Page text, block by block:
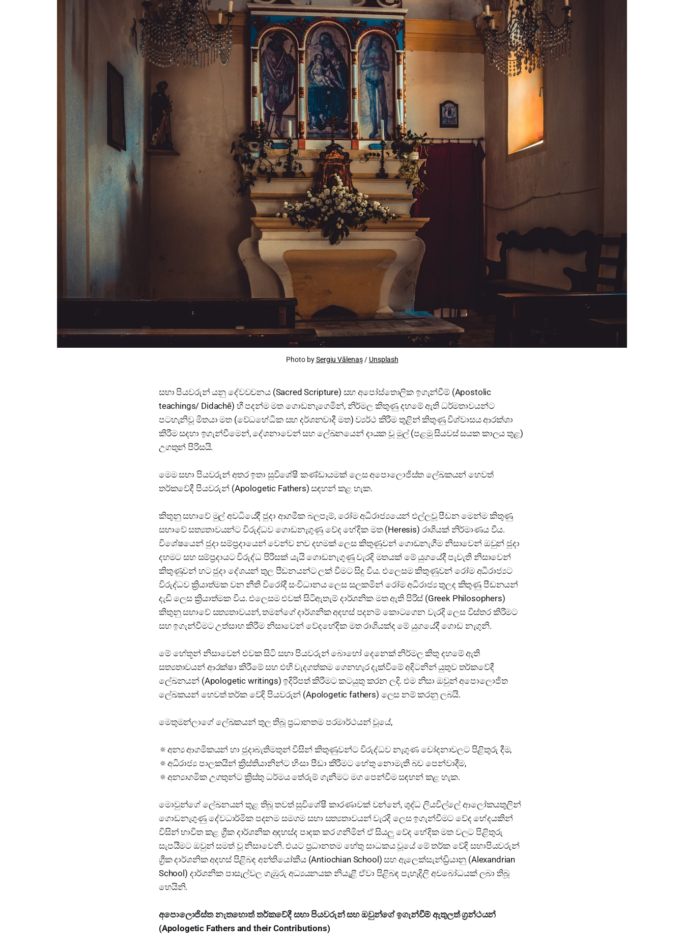
Photo by Sergiu Vălenaș / Unsplash
සභා පියවරුන් යනු දේවවචනය (Sacred Scripture) සහ අපෝස්තොලික ඉගැන්වීම් (Apostolic
teachings/ Didachē) හී පදන්ම මත ගොඩනැගෙමින්, නිර්මල කිතුණු දහමේ ඇති ධර්මතාවයන්ට
පටහැනිවූ මිතයා මත (වේධභේධික සහ දර්ශනවාදී මත) ව්‍යර්ථ කිරීම තුළින් කිතුණු විශ්වාසය ආරක්ශා
කිරීම සදහා ඉගැන්වීමෙන්, දේශනාවෙන් සහ ලේඛනයෙන් දායක වූ මුල් (පළමු සියවස් සයක කාලය තුළ)
උගතුන් පිරිසයි.
මෙම සභා පියවරුන් අතර ඉතා සුවිශේෂී කණ්ඩායමක් ලෙස අපොලොජිස්ත ලේඛකයන් හෙවත්
තර්කවේදී පියවරුන් (Apologetic Fathers) සඳහන් කළ හැක.
කිතුනු සභාවේ මුල් අවධියේදී ජුදා ආගමීක බලපෑම්, රෝම අධිරාජ්‍යයෙන් එල්ලවූ පීඩන මෙන්ම කිතුණු
සභාවේ සත්‍යතාවයන්ට විරුද්ධව ගොඩනැගුණු වේද භේදික මත (Heresis) රාශියක් නිර්මාණය වීය.
විශේෂයෙන් ජුදා සම්ප්‍රදායෙන් වෙන්ව නව දහමක් ලෙස කිතුණුවන් ගොඩනැගීම නිසාවෙන් ඔවුන් ජුදා
දහමට සහ සම්ප්‍රදායට විරුද්ධ පිරිසක් යැයි ගොඩනැගුණු වැරදි මතයක් මේ යුගයේදී පැවැති නිසාවෙන්
කිතුණුවන් හට ජුදා දේශයන් තුල පීඩනයන්ට ලක් වීමට සිදු විය. එලෙසම කිතුණුවන් රෝම අධිරාජ්‍යට
විරුද්ධව ක්‍රියාත්මක වන නීති විරෝදී සංවිධානය ලෙස සලකමින් රෝම අධිරාජ්‍ය තුලද කිතුණු පීඩනයන්
දැඩි ලෙස ක්‍රියාත්මක විය. එලෙසම එවක් සිටිඇතැම් දාර්ශනික මත ඇති පිරිස් (Greek Philosophers)
කිතුනු සභාවේ සත්‍යතාවයන්, තමන්ගේ දාර්ශනික අදහස් පදනම් කොටගෙන වැරදි ලෙස විස්තර කිරීමට
සහ ඉගැන්වීමට උත්සාහ කිරීම නිසාවෙන් වේදභේදික මත රාශියක්ද මේ යුගයේදී ගොඩ නැගුනි.
මේ හේතූන් නිසාවෙන් එවක සිටි සභා පියවරුන් බොහෝ දෙනෙක් නිර්මල කිතු දහමේ ඇති
සත්‍යතාවයන් ආරක්ෂා කිරීමේ සහ එහි වැදගත්කම ගෙනහැර දැක්වීමේ අදිටනින් යුතුව තර්කවේදී
ලේඛනයන් (Apologetic writings) ඉදිරිපත් කිරීමට කටයුතු කරන ලදි. එම නිසා ඔවුන් අපොලොජිත
ලේඛකයන් හෙවත් තර්ක වේදි පියවරුන් (Apologetic fathers) ලෙස නම් කරනු ලබයි.
මෙතුමන්ලාගේ ලේඛකයන් තුල තිබූ ප්‍රධානතම පරමාර්ථයන් වූයේ,
🔅අන්‍ය ආගමිකයන් හා ජුදාබැතිමතුන් විසින් කිතුණුවන්ට විරුද්ධව නැගුණ චෝදනාවලට පිළිතුරු දීම,
🔅අධිරාජ්‍ය පාලකයින් ක්‍රිස්තියානින්ට හිංසා පීඩා කිරීමට හේතු නොමැති බව පෙන්වාදීම,
🔅අන්‍යාගමික උගතුන්ට ක්‍රිස්තු ධර්මය තේරුම් ගැනීමට මග පෙන්වීම සඳහන් කළ හැක.
මොවුන්ගේ ලේඛනයන් තුළ තිබූ තවත් සුවිශේෂී කාරණාවක් වන්නේ, ශුද්ධ ලියවිල්ලේ ආලෝකයතුලින්
ගොඩනැගුණු දේවධාර්මික පදනම සමගම සභා සත්‍යතාවයන් වැරදි ලෙස ඉගැන්වීමට වේද භේදයකින්
විසින් භාවිත කළ ග්‍රීක දාර්ශනික අදහස්ද පාදක කර ගනිමින් ඒ සියලු වේද භේදික මත වලට පිළිතුරු
සැපයීමට ඔවුන් සමත් වූ නිසාවෙනි. එයට ප්‍රධානතම හේතු සාධකය වූයේ මේ තර්ක වේදි සභාපියවරුන්
ග්‍රීක දාර්ශනික අදහස් පිළිබඳ අන්තියෝකීය (Antiochian School) සහ ඇලෙක්සැන්ඩ්‍රියානු (Alexandrian
School) දාර්ශනික පාසැල්වල ගැඹුරු අධ්‍යයනයක නියැළී ඒවා පිළිබඳ පැහැදිලි අවබෝධයක් ලබා තිබූ
හෙයිනි.
අපොලොජිස්ත නැතහොත් තර්කවේදී සභා පියවරුන් සහ ඔවුන්ගේ ඉගැන්වීම් ඇතුලත් ග්‍රන්ථයන්
(Apologetic Fathers and their Contributions)